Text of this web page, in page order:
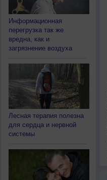
Информационная
перегрузка так же
вредна, как и
загрязнение воздуха
Лесная терапия полезна
для сердца и нервной
системы